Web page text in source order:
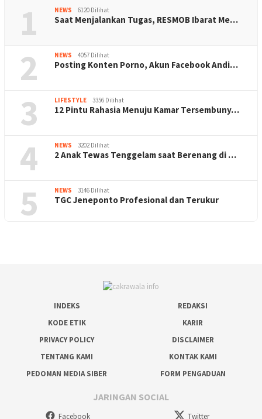
1 NEWS 6120 Dilihat
Saat Menjalankan Tugas, RESMOB Ibarat Me…
2 NEWS 4057 Dilihat
Posting Konten Porno, Akun Facebook Andi…
3 LIFESTYLE 3356 Dilihat
12 Pintu Rahasia Menuju Kamar Tersembuny…
4 NEWS 3202 Dilihat
2 Anak Tewas Tenggelam saat Berenang di …
5 NEWS 3146 Dilihat
TGC Jeneponto Profesional dan Terukur
INDEKS
REDAKSI
KODE ETIK
KARIR
PRIVACY POLICY
DISCLAIMER
TENTANG KAMI
KONTAK KAMI
PEDOMAN MEDIA SIBER
FORM PENGADUAN
JARINGAN SOCIAL
Facebook Twitter